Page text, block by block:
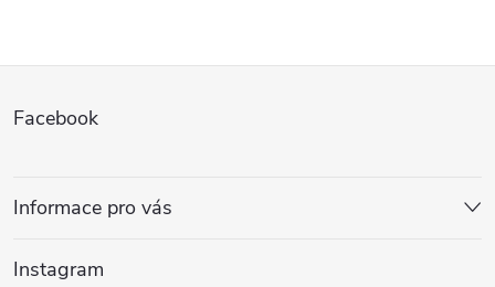
p
a
Facebook
Informace pro vás
Instagram